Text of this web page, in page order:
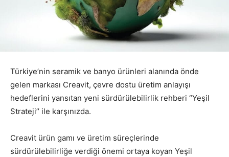
Türkiye’nin seramik ve banyo ürünleri alanında önde
gelen markası Creavit, çevre dostu üretim anlayışı
hedeflerini yansıtan yeni sürdürülebilirlik rehberi “Yeşil
Strateji’’ ile karşınızda.
Creavit ürün gamı ve üretim süreçlerinde
sürdürülebilirliğe verdiği önemi ortaya koyan Yeşil